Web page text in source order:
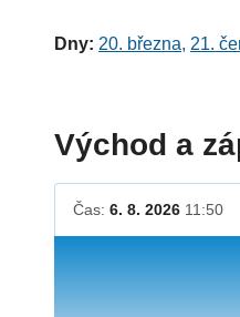
Dny: 20. března, 21.
Východ a
Čas:6. 8. 2026 11:50